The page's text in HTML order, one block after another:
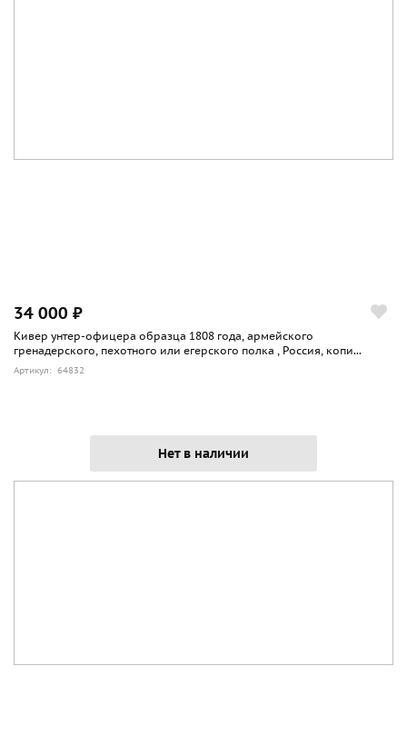
34 000 ₽
Кивер унтер-офицера образца 1808 года, армейского
гренадерского, пехотного или егерского полка , Россия, копи...
Артикул: 64832
Нет в наличии